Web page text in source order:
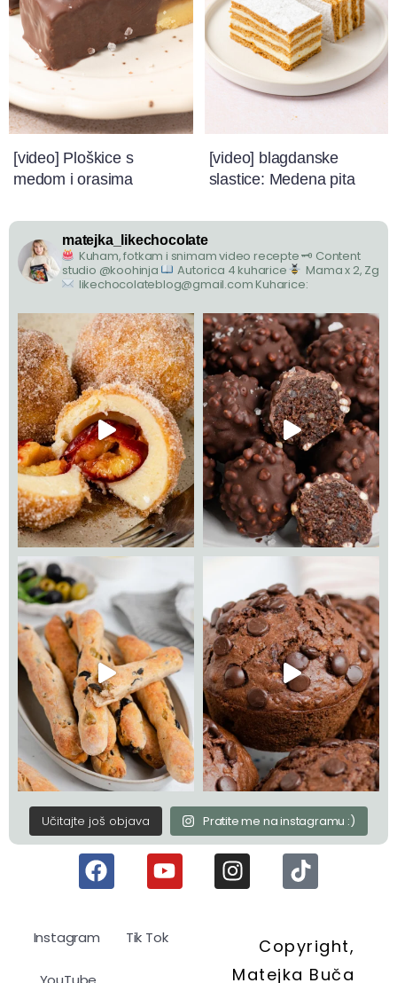
[video] Ploškice s
medom i orasima
[video] blagdanske
slastice: Medena pita
matejka_likechocolate
Kuham, fotkam i snimam video recepte🗝 Content
studio @koohinja
Autorica 4 kuharice
Mama x 2, Zg
likechocolateblog@gmail.com Kuharice:
Učitajte još objava Pratite me na instagramu :)
Instagram Tik Tok
Copyright,
Matejka Buča